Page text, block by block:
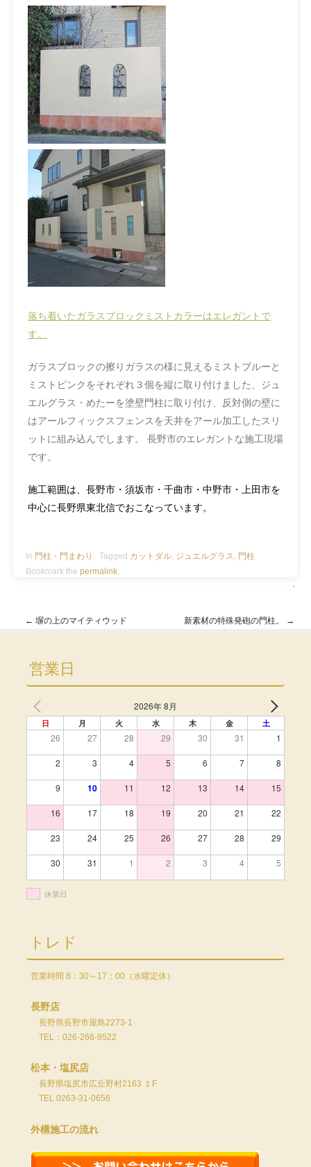
落ち着いたガラスブロックミストカラーはエレガントで
す。
ガラスブロックの擦りガラスの様に見えるミストブルーと
ミストピンクをそれぞれ３個を縦に取り付けました、ジュ
エルグラス・めたーを塗壁門柱に取り付け、反対側の壁に
はアールフィックスフェンスを天井をアール加工したスリ
ットに組み込んでします。 長野市のエレガントな施工現場
です。
施工範囲は、長野市・須坂市・千曲市・中野市・上田市を
中心に長野県東北信でおこなっています。
In 門柱・門まわり Tagged カットダル, ジュエルグラス, 門柱
Bookmark the permalink.
・
← 塀の上のマイティウッド 新素材の特殊発砲の門柱。 →
営業日
2026年 8月
日 月 火 水 木 金 土
26 27 28 29 30 31 1
2 3 4 5 6 7 8
9 10 11 12 13 14 15
16 17 18 19 20 21 22
23 24 25 26 27 28 29
30 31 1 2 3 4 5
休業日
トレド
営業時間 8：30～17：00（水曜定休）
長野店
長野県長野市屋島2273-1
TEL：026-266-9522
松本・塩尻店
長野県塩尻市広丘野村2163 １F
TEL 0263-31-0656
外構施工の流れ